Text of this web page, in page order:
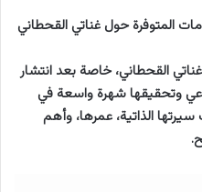
المتوفرة حول غناتي القحطاني
القحطاني، خاصة بعد انتشار
وتحقيقها شهرة واسعة في
الذاتية، عمرها، وأهم